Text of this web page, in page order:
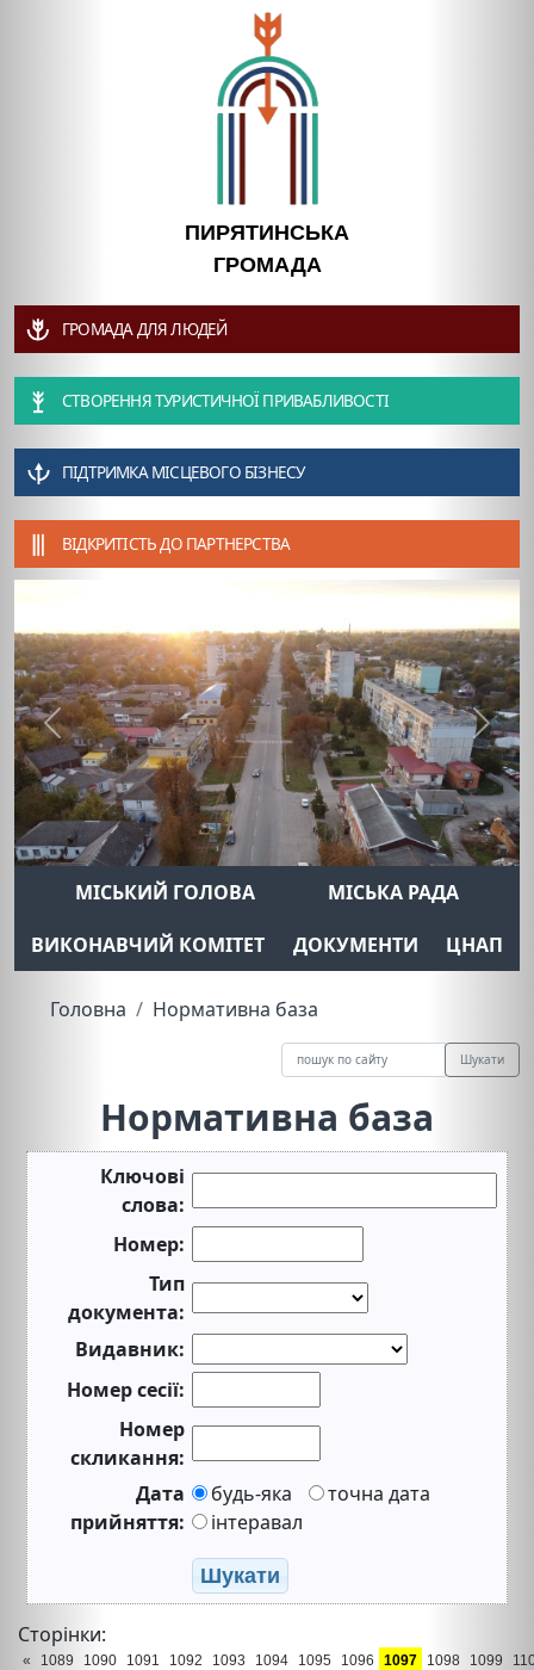
ПИРЯТИНСЬКА
ГРОМАДА
ГРОМАДА ДЛЯ ЛЮДЕЙ
СТВОРЕННЯ ТУРИСТИЧНОЇ ПРИВАБЛИВОСТІ
ПІДТРИМКА МІСЦЕВОГО БІЗНЕСУ
ВІДКРИТІСТЬ ДО ПАРТНЕРСТВА
Previous Next
МІСЬКИЙ ГОЛОВА
МІСЬКА РАДА
ВИКОНАВЧИЙ КОМІТЕТ
ДОКУМЕНТИ ЦНАП
Головна Нормативна база
Шукати
Нормативна база
Ключові
слова:
Номер:
Тип
документа:
Видавник:
Номер сесії:
Номер
скликання:
Дата
прийняття:
будь-яка
точна дата
інтеравал
Шукати
Сторінки:
« 1089 1090 1091 1092 1093 1094 1095 1096 1097 1098 1099